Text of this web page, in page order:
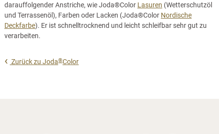
darauffolgender Anstriche, wie Joda®Color Lasuren (Wetterschutzöl
und Terrassenöl), Farben oder Lacken (Joda®Color Nordische
Deckfarbe). Er ist schnelltrocknend und leicht schleifbar sehr gut zu
verarbeiten.
Zurück zu Joda®Color